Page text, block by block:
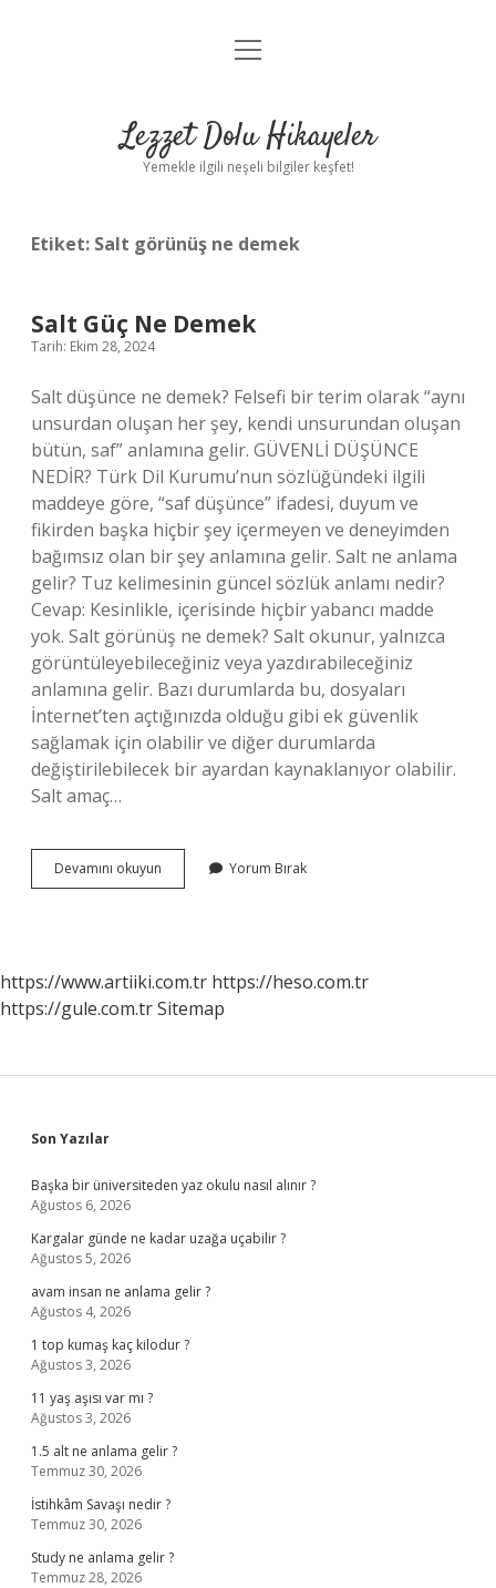
Anasayfa
Yasal Uyarı
menüyü
Lezzet Dolu Hikayeler
Yemekle ilgili neşeli bilgiler keşfet!
Etiket: Salt görünüş ne demek
Salt Güç Ne Demek
Tarih: Ekim 28, 2024
Salt düşünce ne demek? Felsefi bir terim olarak “aynı
unsurdan oluşan her şey, kendi unsurundan oluşan
bütün, saf” anlamına gelir. GÜVENLİ DÜŞÜNCE
NEDİR? Türk Dil Kurumu’nun sözlüğündeki ilgili
maddeye göre, “saf düşünce” ifadesi, duyum ve
fikirden başka hiçbir şey içermeyen ve deneyimden
bağımsız olan bir şey anlamına gelir. Salt ne anlama
gelir? Tuz kelimesinin güncel sözlük anlamı nedir?
Cevap: Kesinlikle, içerisinde hiçbir yabancı madde
yok. Salt görünüş ne demek? Salt okunur, yalnızca
görüntüleyebileceğiniz veya yazdırabileceğiniz
anlamına gelir. Bazı durumlarda bu, dosyaları
İnternet’ten açtığınızda olduğu gibi ek güvenlik
sağlamak için olabilir ve diğer durumlarda
değiştirilebilecek bir ayardan kaynaklanıyor olabilir.
Salt amaç…
Devamını okuyun
Güç
Yorum Bırak
https://www.artiiki.com.tr https://heso.com.tr
https://gule.com.trSitemap
Sidebar
Son Yazılar
Başka bir üniversiteden yaz okulu nasıl alınır ?
Ağustos 6, 2026
Kargalar günde ne kadar uzağa uçabilir ?
Ağustos 5, 2026
avam insan ne anlama gelir ?
Ağustos 4, 2026
1 top kumaş kaç kilodur ?
Ağustos 3, 2026
11 yaş aşısı var mı ?
Ağustos 3, 2026
1.5 alt ne anlama gelir ?
Temmuz 30, 2026
İstihkâm Savaşı nedir ?
Temmuz 30, 2026
Study ne anlama gelir ?
Temmuz 28, 2026